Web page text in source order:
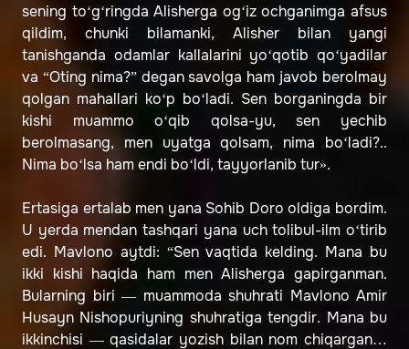
sening to‘g‘ringda Alisherga og‘iz ochganimga afsus
qildim, chunki bilamanki, Alisher bilan yangi
tanishganda odamlar kallalarini yo‘qotib qo‘yadilar
va “Oting nima?” degan savolga ham javob berolmay
qolgan mahallari ko‘p bo‘ladi. Sen borganingda bir
kishi muammo o‘qib qolsa-yu, sen yechib
berolmasang, men uyatga qolsam, nima bo‘ladi?..
Nima bo‘lsa ham endi bo‘ldi, tayyorlanib tur».
Ertasiga ertalab men yana Sohib Doro oldiga bordim.
U yerda mendan tashqari yana uch tolibul-ilm o‘tirib
edi. Mavlono aytdi: “Sen vaqtida kelding. Mana bu
ikki kishi haqida ham men Alisherga gapirganman.
Bularning biri — muammoda shuhrati Mavlono Amir
Husayn Nishopuriyning shuhratiga tengdir. Mana bu
ikkinchisi — qasidalar yozish bilan nom chiqargan…